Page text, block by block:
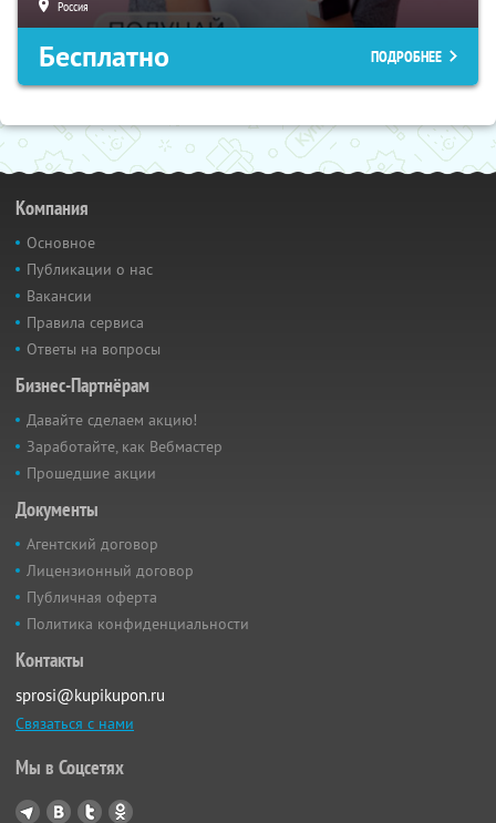
Россия
Бесплатно ПОДРОБНЕЕ
Компания
Основное
Публикации о нас
Вакансии
Правила сервиса
Ответы на вопросы
Бизнес-Партнёрам
Давайте сделаем акцию!
Заработайте, как Вебмастер
Прошедшие акции
Документы
Агентский договор
Лицензионный договор
Публичная оферта
Политика конфиденциальности
Контакты
sprosi@kupikupon.ru
Связаться с нами
Мы в Соцсетях